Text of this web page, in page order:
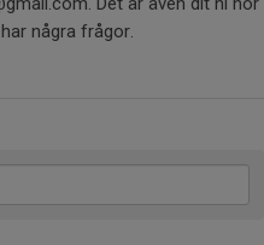
några frågor.